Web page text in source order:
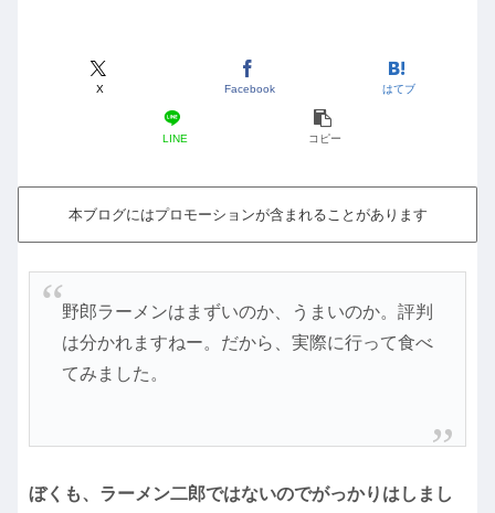
X Facebook はてブ
LINE コピー
本ブログにはプロモーションが含まれることがあります
野郎ラーメンはまずいのか、うまいのか。評判
は分かれますねー。だから、実際に行って食べ
てみました。
ぼくも、ラーメン二郎ではないのでがっかりはしまし